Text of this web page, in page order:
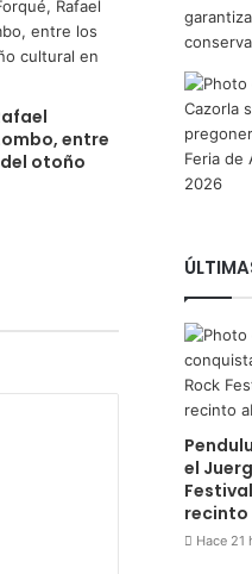
entre
otoño
el
Hace 21